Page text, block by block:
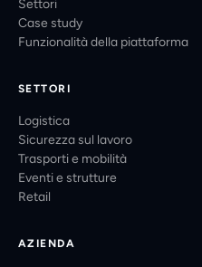
Settori
Case study
Funzionalità della piattaforma
SETTORI
Logistica
Sicurezza sul lavoro
Trasporti e mobilità
Eventi e strutture
Retail
AZIENDA